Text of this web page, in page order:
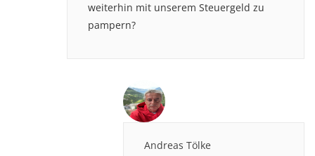
weiterhin mit unserem Steuergeld zu
pampern?
Andreas Tölke